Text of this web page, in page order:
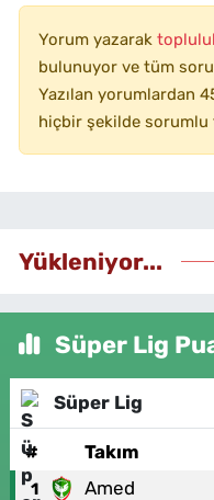
Yorum yazarak
bulunuyor ve tüm
Yazılan yorumlardan
hiçbir şekilde sorumlu
Yükleniyor...
Süper Lig
Süper Lig
# Takım
1 Amed